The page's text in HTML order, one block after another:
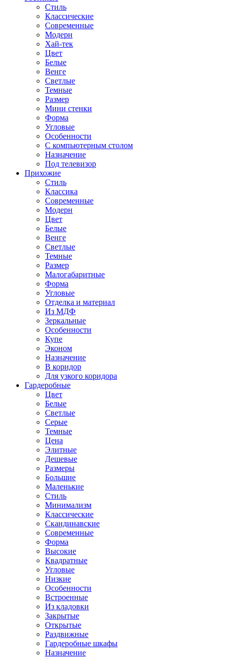
Стиль
Классические
Современные
Модерн
Хай-тек
Цвет
Белые
Венге
Светлые
Темные
Размер
Мини стенки
Форма
Угловые
Особенности
С компьютерным столом
Назначение
Под телевизор
Прихожие
Стиль
Классика
Современные
Модерн
Цвет
Белые
Венге
Светлые
Темные
Размер
Малогабаритные
Форма
Угловые
Отделка и материал
Из МДФ
Зеркальные
Особенности
Купе
Эконом
Назначение
В коридор
Для узкого коридора
Гардеробные
Цвет
Белые
Светлые
Серые
Темные
Цена
Элитные
Дешевые
Размеры
Большие
Маленькие
Стиль
Минимализм
Классические
Скандинавские
Современные
Форма
Высокие
Квадратные
Угловые
Низкие
Особенности
Встроенные
Из кладовки
Закрытые
Открытые
Раздвижные
Гардеробные шкафы
Назначение